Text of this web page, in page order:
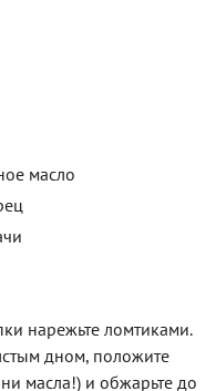
масло
нарежьте ломтиками.
дном, положите
масла!) и обжарьте до